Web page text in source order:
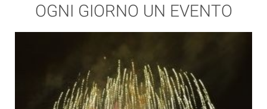
OGNI GIORNO UN EVENTO